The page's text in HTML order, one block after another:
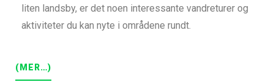
liten landsby, er det noen interessante vandreturer og
aktiviteter du kan nyte i områdene rundt.
(MER…)